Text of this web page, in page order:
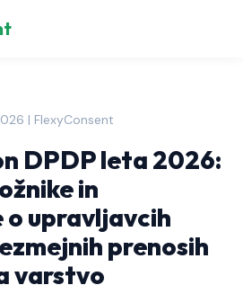
| FlexyConsent
DPDP leta 2026:
in
o upravljavcih
prenosih
varstvo